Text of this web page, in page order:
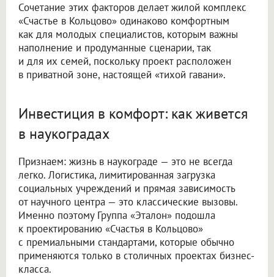
Сочетание этих факторов делает жилой комплекс
«Счастье в Кольцово» одинаково комфортным
как для молодых специалистов, которым важны
наполнение и продуманные сценарии, так
и для их семей, поскольку проект расположен
в приватной зоне, настоящей «тихой гавани».
Инвестиция в комфорт: как живется
в наукоградах
Признаем: жизнь в наукограде — это не всегда
легко. Логистика, лимитированная загрузка
социальных учреждений и прямая зависимость
от научного центра — это классические вызовы.
Именно поэтому Группа «Эталон» подошла
к проектированию «Счастья в Кольцово»
с премиальными стандартами, которые обычно
применяются только в столичных проектах бизнес-
класса.